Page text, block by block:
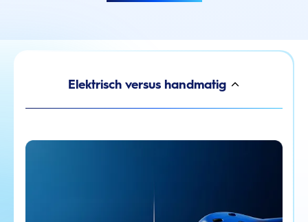
Elektrisch versus handmatig